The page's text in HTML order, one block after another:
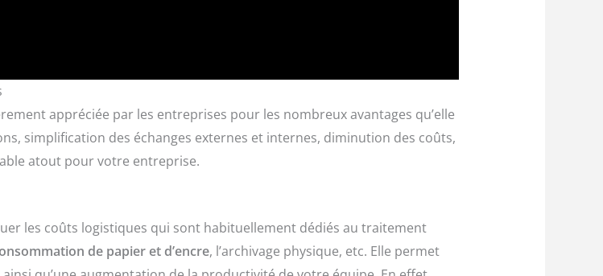
appréciée par les entreprises pour les nombreux avantages qu’elle
simplification des échanges externes et internes, diminution des coûts,
atout pour votre entreprise.
les coûts logistiques qui sont habituellement dédiés au traitement
de papier et d’encre, l’archivage physique, etc. Elle permet